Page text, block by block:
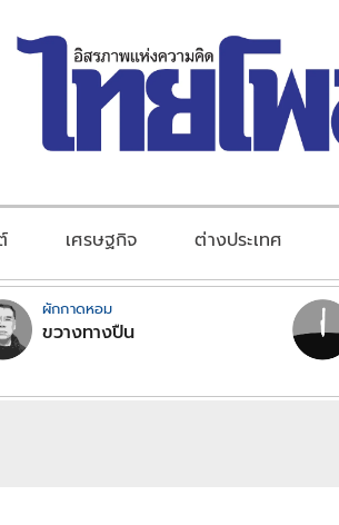
เศรษฐกิจ ต่างประเทศ
ผักกาดหอม
ขวางทางปืน